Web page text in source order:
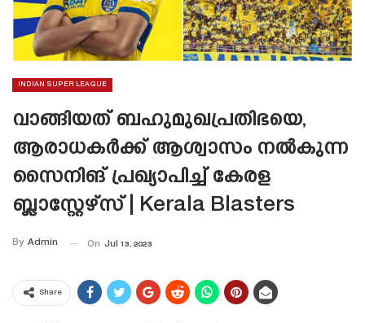
INDIAN SUPER LEAGUE
വാങ്ങിയത് ബഹുമുഖപ്രതിഭയെ,
ആരാധകർക്ക് ആശ്വാസം നൽകുന്ന
സൈനിങ്‌ പ്രഖ്യാപിച്ച് കേരള
ബ്ലാസ്റ്റേഴ്‌സ് | Kerala Blasters
By Admin On Jul 13, 2023
Share